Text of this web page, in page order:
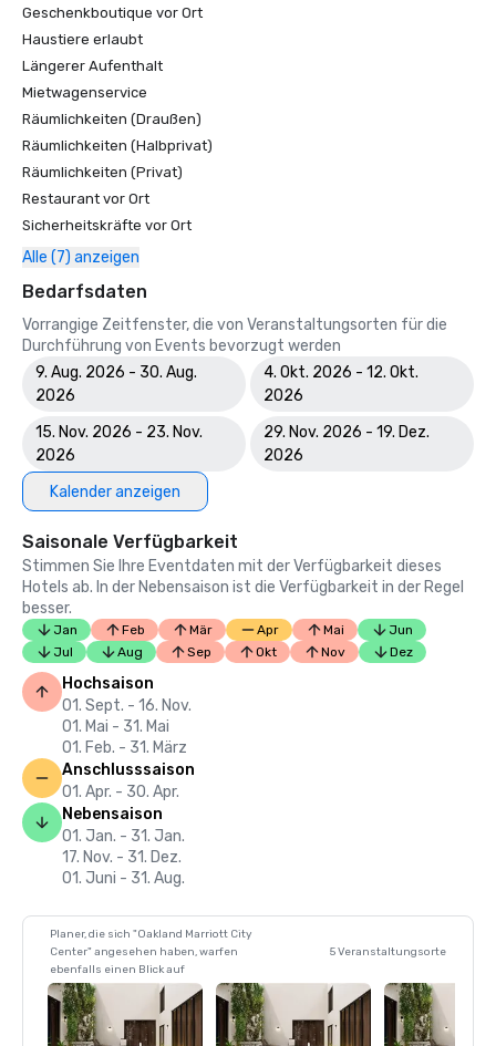
Geschenkboutique vor Ort
Haustiere erlaubt
Längerer Aufenthalt
Mietwagenservice
Räumlichkeiten (Draußen)
Räumlichkeiten (Halbprivat)
Räumlichkeiten (Privat)
Restaurant vor Ort
Sicherheitskräfte vor Ort
Alle (7) anzeigen
Bedarfsdaten
Vorrangige Zeitfenster, die von Veranstaltungsorten für die
Durchführung von Events bevorzugt werden
9. Aug. 2026 - 30. Aug.
2026
4. Okt. 2026 - 12. Okt.
2026
15. Nov. 2026 - 23. Nov.
2026
29. Nov. 2026 - 19. Dez.
2026
Kalender anzeigen
Saisonale Verfügbarkeit
Stimmen Sie Ihre Eventdaten mit der Verfügbarkeit dieses
Hotels ab. In der Nebensaison ist die Verfügbarkeit in der Regel
besser.
Jan Feb Mär Apr Mai
Jun
Jul
Aug Sep Okt Nov Dez
Hochsaison
01. Sept. - 16. Nov.
01. Mai - 31. Mai
01. Feb. - 31. März
Anschlusssaison
01. Apr. - 30. Apr.
Nebensaison
01. Jan. - 31. Jan.
17. Nov. - 31. Dez.
01. Juni - 31. Aug.
Planer, die sich "Oakland Marriott City
Center" angesehen haben, warfen
ebenfalls einen Blick auf
5 Veranstaltungsorte